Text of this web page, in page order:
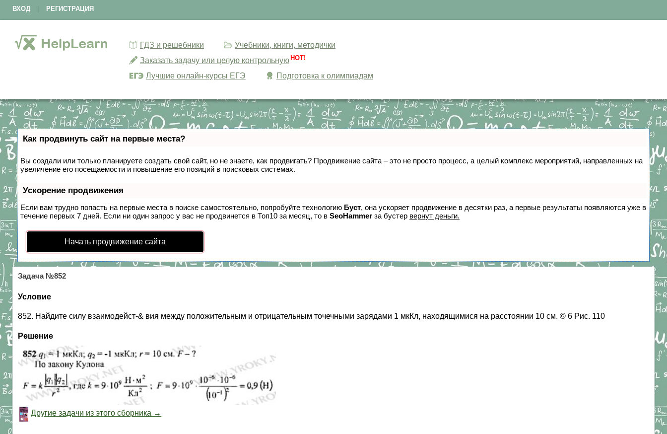
ВХОД РЕГИСТРАЦИЯ
ГДЗ и решебники
Учебники, книги, методички
Заказать задачу или целую контрольную HOT!
Лучшие онлайн-курсы ЕГЭ Подготовка к олимпиадам
Как продвинуть сайт на первые места?
Вы создали или только планируете создать свой сайт, но не знаете, как продвигать? Продвижение сайта – это не просто процесс, а целый комплекс мероприятий, направленных на
увеличение его посещаемости и повышение его позиций в поисковых системах.
Ускорение продвижения
Если вам трудно попасть на первые места в поиске самостоятельно, попробуйте технологию Буст, она ускоряет продвижение в десятки раз, а первые результаты появляются уже в
течение первых 7 дней. Если ни один запрос у вас не продвинется в Топ10 за месяц, то в SeoHammer за бустер вернут деньги.
Начать продвижение сайта
Задача №852
Условие
852. Найдите силу взаимодейст-& вия между положительным и отрицательным точечными зарядами 1 мкКл, находящимися на расстоянии 10 см. © 6 Рис. 110
Решение
Другие задачи из этого сборника →